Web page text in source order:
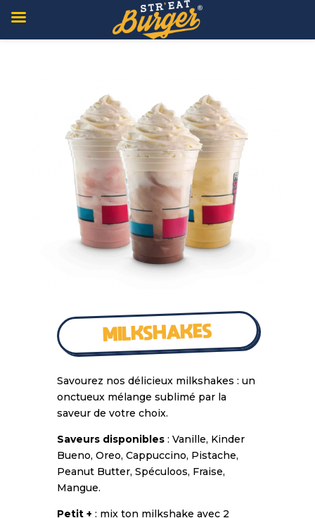
MILKSHAKES
Savourez nos délicieux milkshakes : un
onctueux mélange sublimé par la
saveur de votre choix.
Saveurs disponibles: Vanille, Kinder
Bueno, Oreo, Cappuccino, Pistache,
Peanut Butter, Spéculoos, Fraise,
Mangue.
Petit + : mix ton milkshake avec 2